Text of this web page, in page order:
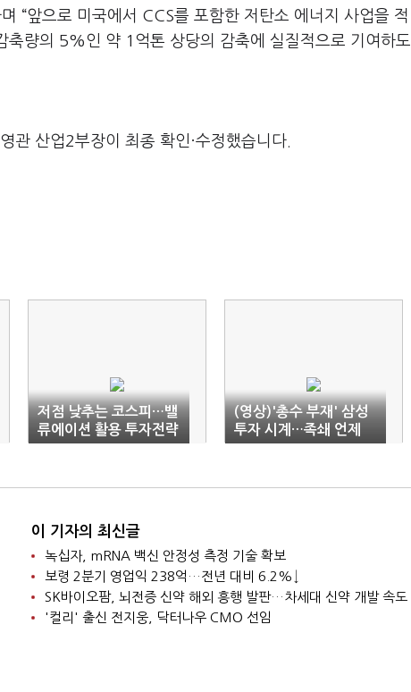
“앞으로 미국에서 CCS를 포함한 저탄소 에너지 사업을 적
량의 5%인 약 1억톤 상당의 감축에 실질적으로 기여하도
관 산업2부장이 최종 확인·수정했습니다.
저점 낮추는 코스피…밸
류에이션 활용 투자전략
'관심'
(영상)'총수 부재' 삼성
투자 시계…족쇄 언제
풀리나
이 기자의 최신글
녹십자, mRNA 백신 안정성 측정 기술 확보
보령 2분기 영업익 238억…전년 대비 6.2%↓
SK바이오팜, 뇌전증 신약 해외 흥행 발판…차세대 신약 개발 속도
'컬리' 출신 전지웅, 닥터나우 CMO 선임